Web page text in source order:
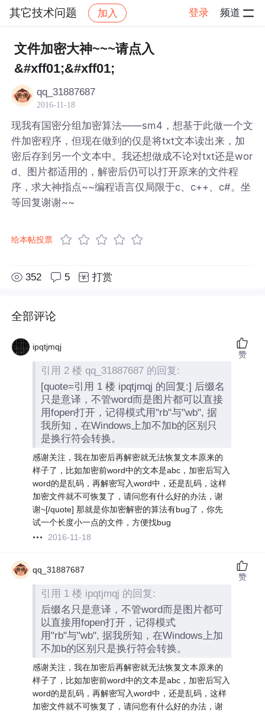
其它技术问题 加入 登录 频道
社区 其它技术问题 帖子详情
文件加密大神~~~请点入
&#xff01;&#xff01;
qq_31887687
2016-11-18
现我有国密分组加密算法——sm4，想基于此做一个文
件加密程序，但现在做到的仅是将txt文本读出来，加
密后存到另一个文本中。我还想做成不论对txt还是wor
d、图片都适用的，解密后仍可以打开原来的文件程
序，求大神指点~~编程语言仅局限于c、c++、c#。坐
等回复谢谢~~
给本帖投票
352 5 打赏
全部评论
ipqtjmqj
引用 2 楼 qq_31887687 的回复:
[quote=引用 1 楼 ipqtjmqj 的回复:] 后缀名
只是意译，不管word而是图片都可以直接
用fopen打开，记得模式用"rb"与"wb", 据
我所知，在Windows上加不加b的区别只
是换行符会转换。
感谢关注，我在加密后再解密就无法恢复文本原来的
样子了，比如加密前word中的文本是abc，加密后写入
word的是乱码，再解密写入word中，还是乱码，这样
加密文件就不可恢复了，请问您有什么好的办法，谢
谢~[/quote] 那就是你加密解密的算法有bug了，你先
试一个长度小一点的文件，方便找bug
2016-11-18
赞
qq_31887687
引用 1 楼 ipqtjmqj 的回复:
后缀名只是意译，不管word而是图片都可
以直接用fopen打开，记得模式
用"rb"与"wb", 据我所知，在Windows上加
不加b的区别只是换行符会转换。
感谢关注，我在加密后再解密就无法恢复文本原来的
样子了，比如加密前word中的文本是abc，加密后写入
word的是乱码，再解密写入word中，还是乱码，这样
加密文件就不可恢复了，请问您有什么好的办法，谢
赞